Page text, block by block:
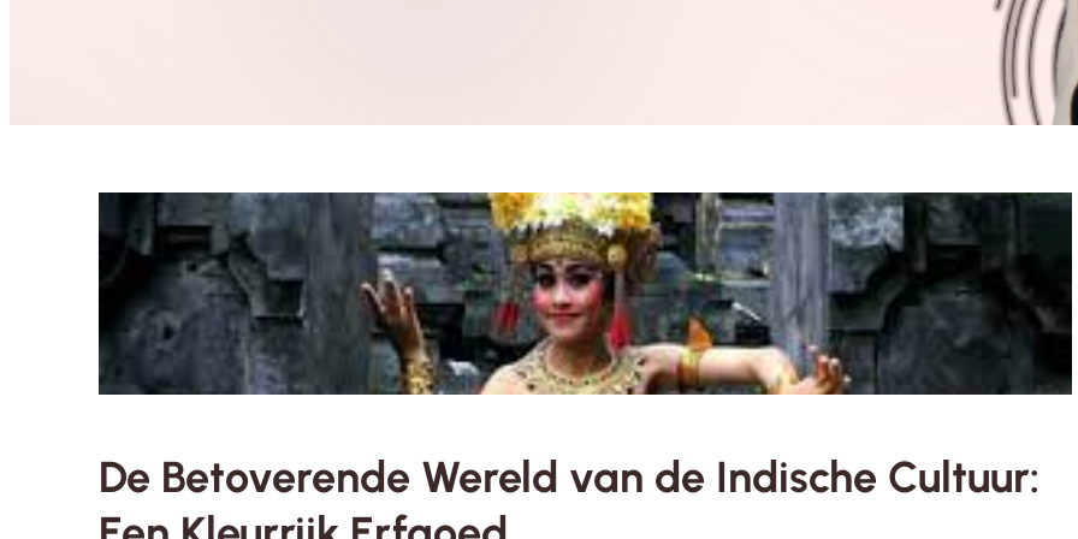
De Betoverende Wereld van de Indische Cultuur: